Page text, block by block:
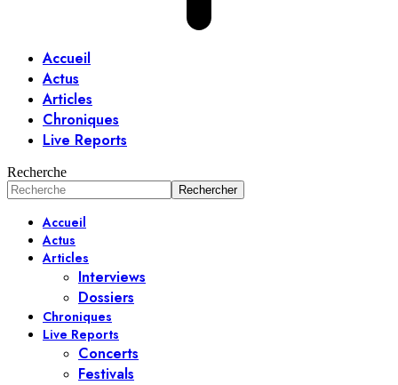
Accueil
Actus
Articles
Chroniques
Live Reports
Recherche
Accueil
Actus
Articles
Interviews
Dossiers
Chroniques
Live Reports
Concerts
Festivals